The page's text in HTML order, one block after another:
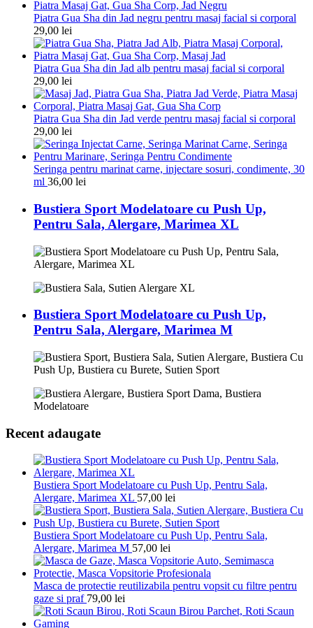
Piatra Gua Sha din Jad negru pentru masaj facial si corporal
29,00 lei
Piatra Gua Sha din Jad alb pentru masaj facial si corporal
29,00 lei
Piatra Gua Sha din Jad verde pentru masaj facial si corporal
29,00 lei
Seringa pentru marinat carne, injectare sosuri, condimente, 30
ml 36,00 lei
Bustiera Sport Modelatoare cu Push Up,
Pentru Sala, Alergare, Marimea XL
Bustiera Sport Modelatoare cu Push Up,
Pentru Sala, Alergare, Marimea M
Recent adaugate
Bustiera Sport Modelatoare cu Push Up, Pentru Sala,
Alergare, Marimea XL 57,00 lei
Bustiera Sport Modelatoare cu Push Up, Pentru Sala,
Alergare, Marimea M 57,00 lei
Masca de protectie reutilizabila pentru vopsit cu filtre pentru
gaze si praf 79,00 lei